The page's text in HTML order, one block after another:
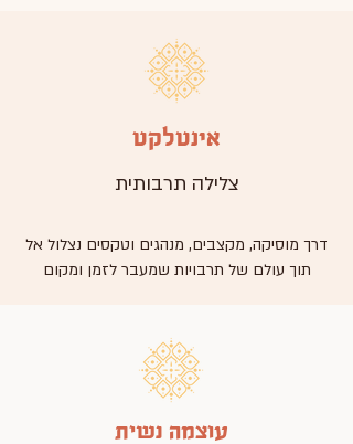
אינטלקט
צלילה תרבותית
דרך מוסיקה, מקצבים, מנהגים וטקסים נצלול אל
תוך עולם של תרבויות שמעבר לזמן ומקום
עוצמה נשית